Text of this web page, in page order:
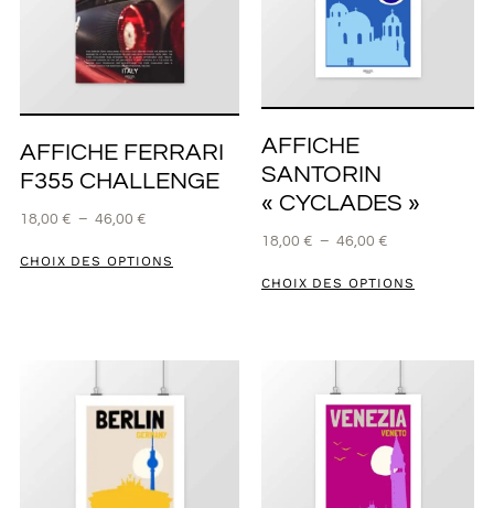
AFFICHE FERRARI
F355 CHALLENGE
18,00 € – 46,00 €
CHOIX DES OPTIONS
AFFICHE
SANTORIN
« CYCLADES »
18,00 € – 46,00 €
CHOIX DES OPTIONS